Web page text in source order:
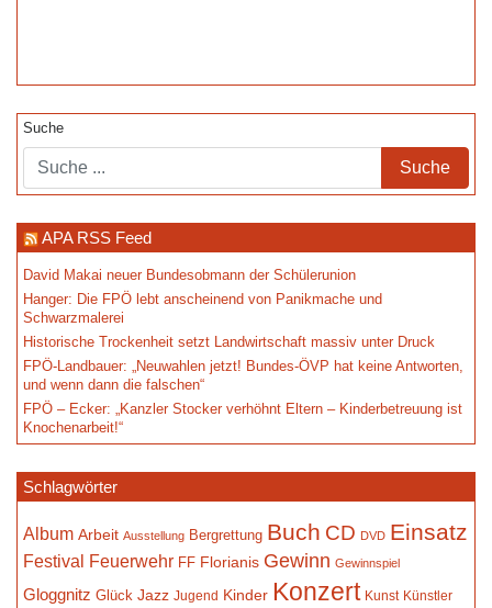
Suche
APA RSS Feed
David Makai neuer Bundesobmann der Schülerunion
Hanger: Die FPÖ lebt anscheinend von Panikmache und
Schwarzmalerei
Historische Trockenheit setzt Landwirtschaft massiv unter Druck
FPÖ-Landbauer: „Neuwahlen jetzt! Bundes-ÖVP hat keine Antworten,
und wenn dann die falschen“
FPÖ – Ecker: „Kanzler Stocker verhöhnt Eltern – Kinderbetreuung ist
Knochenarbeit!“
Schlagwörter
Album Arbeit Ausstellung Bergrettung Buch CD DVD Einsatz
Festival Feuerwehr FF Florianis Gewinn Gewinnspiel
Gloggnitz Glück Jazz Jugend Kinder Konzert Kunst Künstler